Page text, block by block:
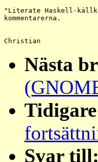
"Literate Haskell-
kommentarerna.
Nästa
Svar till: